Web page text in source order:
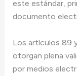
este estándar,
documento
Los artículos 89
otorgan plena
por medios